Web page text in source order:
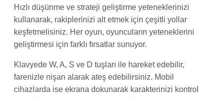
Hızlı düşünme ve strateji geliştirme yeteneklerinizi
kullanarak, rakiplerinizi alt etmek için çeşitli yollar
keşfetmelisiniz. Her oyun, oyuncuların yeteneklerini
geliştirmesi için farklı fırsatlar sunuyor.
Klavyede W, A, S ve D tuşları ile hareket edebilir,
farenizle nişan alarak ateş edebilirsiniz. Mobil
cihazlarda ise ekrana dokunarak karakterinizi kontrol